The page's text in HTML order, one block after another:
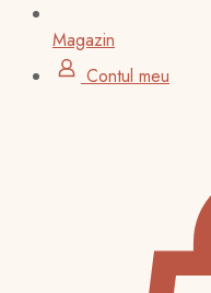
Magazin
Contul meu